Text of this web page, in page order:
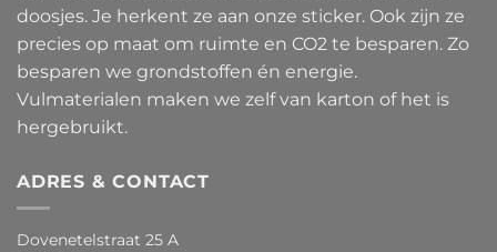
doosjes. Je herkent ze aan onze sticker. Ook zijn ze
precies op maat om ruimte en CO2 te besparen. Zo
besparen we grondstoffen én energie.
Vulmaterialen maken we zelf van karton of het is
hergebruikt.
ADRES & CONTACT
Dovenetelstraat 25 A